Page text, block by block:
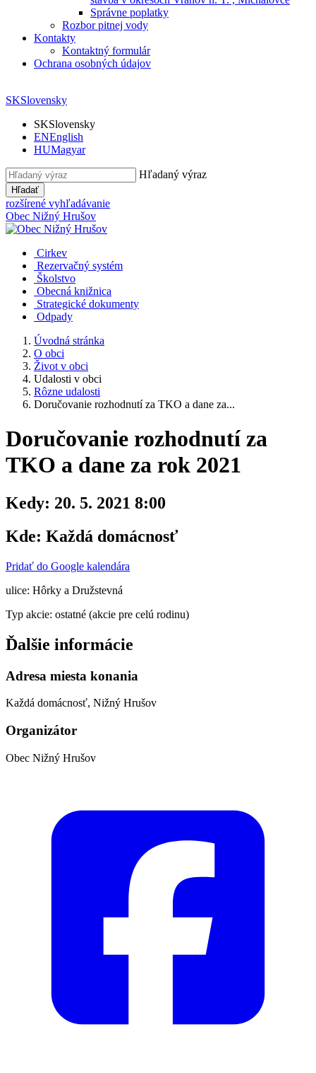
Správne poplatky
Rozbor pitnej vody
Kontakty
Kontaktný formulár
Ochrana osobných údajov
SKSlovensky
SKSlovensky
ENEnglish
HUMagyar
Hľadaný výraz
Hľadať
rozšírené vyhľadávanie
Obec Nižný Hrušov
Cirkev
Rezervačný systém
Školstvo
Obecná knižnica
Strategické dokumenty
Odpady
Úvodná stránka
O obci
Život v obci
Udalosti v obci
Rôzne udalosti
Doručovanie rozhodnutí za TKO a dane za...
Doručovanie rozhodnutí za
TKO a dane za rok 2021
Kedy: 20. 5. 2021 8:00
Kde: Každá domácnosť
Pridať do Google kalendára
ulice: Hôrky a Družstevná
Typ akcie: ostatné (akcie pre celú rodinu)
Ďalšie informácie
Adresa miesta konania
Každá domácnosť, Nižný Hrušov
Organizátor
Obec Nižný Hrušov